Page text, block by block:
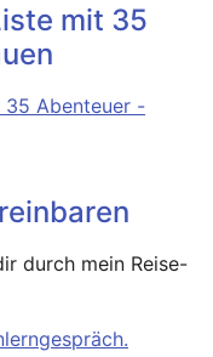
mit 35
durch mein Reise-